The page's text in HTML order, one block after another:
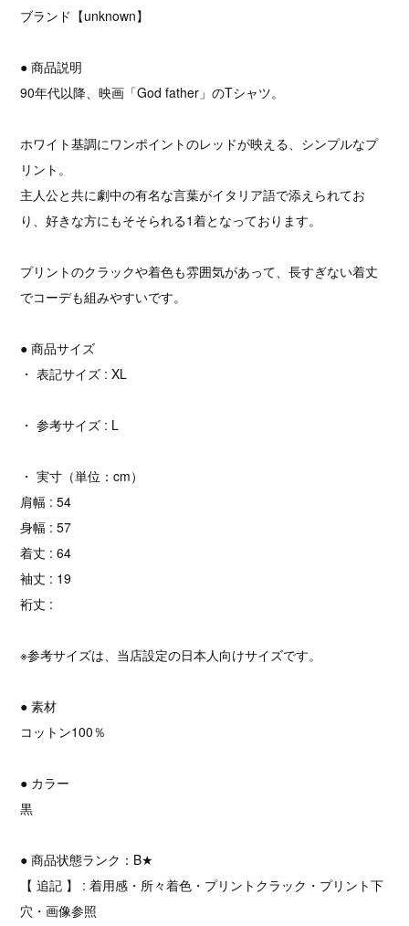
ブランド【unknown】
● 商品説明
90年代以降、映画「God father」のTシャツ。
ホワイト基調にワンポイントのレッドが映える、シンプルなプ
リント。
主人公と共に劇中の有名な言葉がイタリア語で添えられてお
り、好きな方にもそそられる1着となっております。
プリントのクラックや着色も雰囲気があって、長すぎない着丈
でコーデも組みやすいです。
● 商品サイズ
・ 表記サイズ : XL
・ 参考サイズ : L
・ 実寸（単位：cm）
肩幅 : 54
身幅 : 57
着丈 : 64
袖丈 : 19
裄丈 :
※参考サイズは、当店設定の日本人向けサイズです。
● 素材
コットン100％
● カラー
黒
● 商品状態ランク：B★
【 追記 】 : 着用感・所々着色・プリントクラック・プリント下
穴・画像参照